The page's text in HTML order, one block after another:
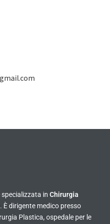
in Chirurgia
. È dirigente medico presso
Plastica, ospedale per le